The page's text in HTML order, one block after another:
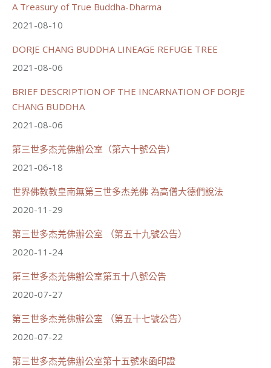
載入更多
A Treasury of True Buddha-Dharma
2021-08-10
DORJE CHANG BUDDHA LINEAGE REFUGE TREE
2021-08-06
BRIEF DESCRIPTION OF THE INCARNATION OF DORJE
CHANG BUDDHA
2021-08-06
第三世多杰羌佛辦公室（第六十號公告）
2021-06-18
世界佛教教皇南無第三世多杰羌佛 為高僧大德們說法
2020-11-29
第三世多杰羌佛辦公室 （第五十九號公告）
2020-11-24
第三世多杰羌佛辦公室第五十八號公告
2020-07-27
第三世多杰羌佛辦公室 （第五十七號公告）
2020-07-22
第三世多杰羌佛辦公室第十五號來函印證